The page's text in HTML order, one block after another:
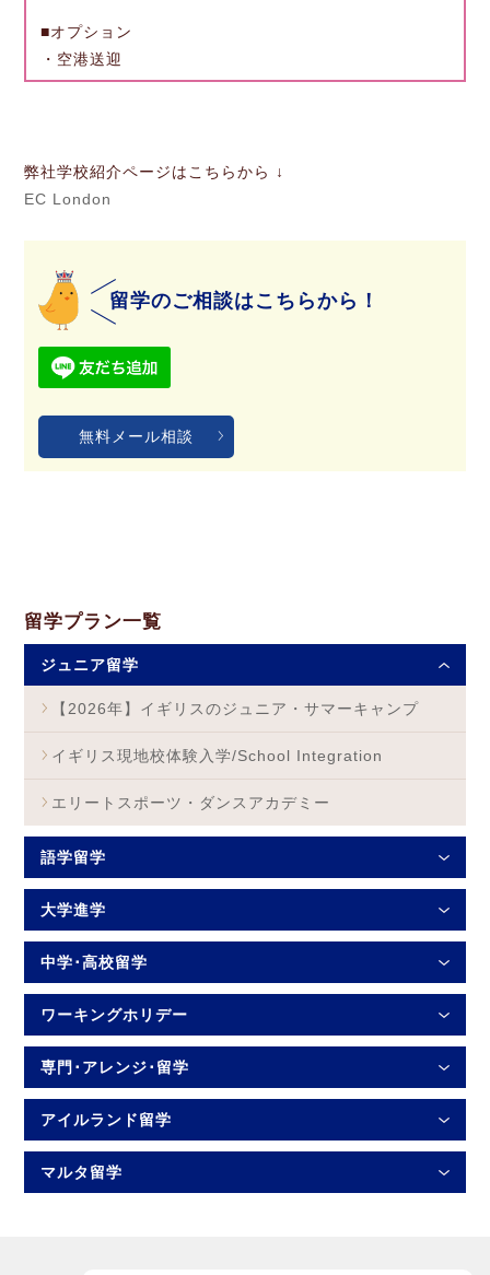
■オプション
・空港送迎
弊社学校紹介ページはこちらから ↓
EC London
留学のご相談はこちらから！
無料メール相談
留学プラン一覧
ジュニア留学
【2026年】イギリスのジュニア・サマーキャンプ
イギリス現地校体験入学/School Integration
エリートスポーツ・ダンスアカデミー
語学留学
大学進学
中学･高校留学
ワーキングホリデー
専門･アレンジ･留学
アイルランド留学
マルタ留学